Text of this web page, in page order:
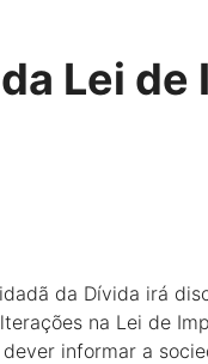
Lei
da Dívida irá
na Lei de
informar a